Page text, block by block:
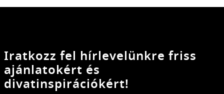
Iratkozz fel hírlevelünkre friss
ajánlatokért és
divatinspirációkért!